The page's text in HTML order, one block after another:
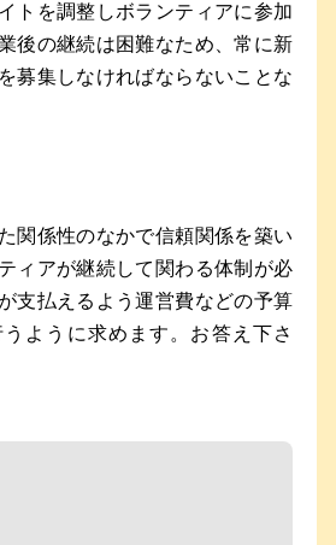
トを調整しボランティアに参加
後の継続は困難なため、常に新
募集しなければならないことな
関係性のなかで信頼関係を築い
ィアが継続して関わる体制が必
支払えるよう運営費などの予算
ように求めます。お答え下さ